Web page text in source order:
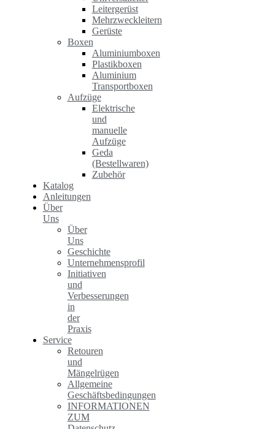
Leitergerüst
Mehrzweckleitern
Gerüste
Boxen
Aluminiumboxen
Plastikboxen
Aluminium
Transportboxen
Aufzüge
Elektrische
und
manuelle
Aufzüge
Geda
(Bestellwaren)
Zubehör
Katalog
Anleitungen
Über
Uns
Über
Uns
Geschichte
Unternehmensprofil
Initiativen
und
Verbesserungen
in
der
Praxis
Service
Retouren
und
Mängelrügen
Allgemeine
Geschäftsbedingungen
INFORMATIONEN
ZUM